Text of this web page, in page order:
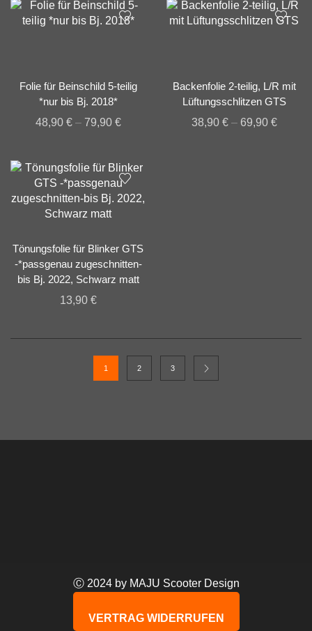
Folie für Beinschild 5-teilig
*nur bis Bj. 2018*
48,90 €– 79,90 €
Backenfolie 2-teilig, L/R mit
Lüftungsschlitzen GTS
38,90 €– 69,90 €
Tönungsfolie für Blinker GTS
-*passgenau zugeschnitten-
bis Bj. 2022, Schwarz matt
13,90 €
1 2 3
Ⓒ 2024 by MAJU Scooter Design
VERTRAG WIDERRUFEN